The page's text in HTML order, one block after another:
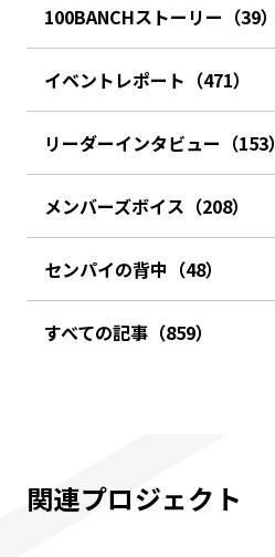
100BANCHストーリー（39）
イベントレポート（471）
リーダーインタビュー（153）
メンバーズボイス（208）
センパイの背中（48）
すべての記事（859）
関連プロジェクト